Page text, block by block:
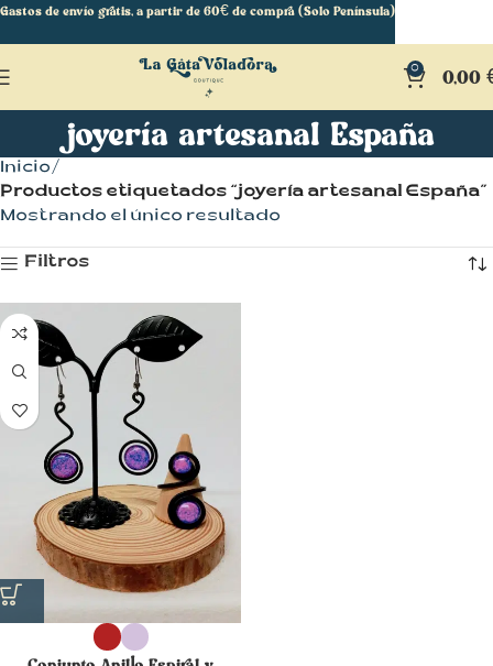
0 0,00
joyería artesanal España
Inicio
Productos etiquetados “joyería artesanal España”
Mostrando el único resultado
Filtros
Gastos de envío gratis, a partir de 60€ de compra (Solo Península)